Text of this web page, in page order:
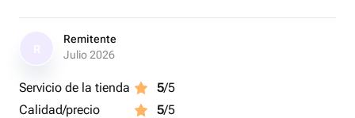
Remitente
Julio 2026
Servicio de la tienda 5/5
Calidad/precio
5/5